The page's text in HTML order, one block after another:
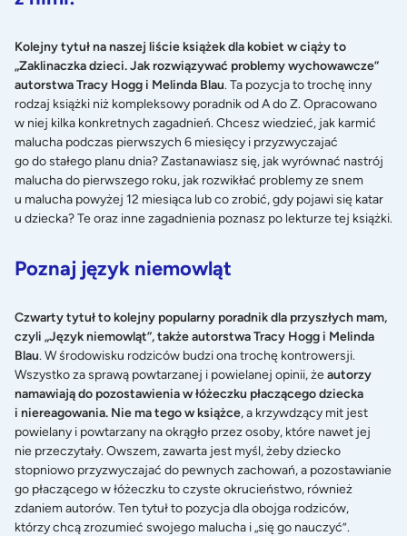
Kolejny tytuł na naszej liście książek dla kobiet w ciąży to
„Zaklinaczka dzieci. Jak rozwiązywać problemy wychowawcze”
autorstwa Tracy Hogg i Melinda Blau. Ta pozycja to trochę inny
rodzaj książki niż kompleksowy poradnik od A do Z. Opracowano
w niej kilka konkretnych zagadnień. Chcesz wiedzieć, jak karmić
malucha podczas pierwszych 6 miesięcy i przyzwyczajać
go do stałego planu dnia? Zastanawiasz się, jak wyrównać nastrój
malucha do pierwszego roku, jak rozwikłać problemy ze snem
u malucha powyżej 12 miesiąca lub co zrobić, gdy pojawi się katar
u dziecka? Te oraz inne zagadnienia poznasz po lekturze tej książki.
Poznaj język niemowląt
Czwarty tytuł to kolejny popularny poradnik dla przyszłych mam,
czyli „Język niemowląt”, także autorstwa Tracy Hogg i Melinda
Blau. W środowisku rodziców budzi ona trochę kontrowersji.
Wszystko za sprawą powtarzanej i powielanej opinii, żeautorzy
namawiają do pozostawienia w łóżeczku płaczącego dziecka
i niereagowania. Nie ma tego w książce, a krzywdzący mit jest
powielany i powtarzany na okrągło przez osoby, które nawet jej
nie przeczytały. Owszem, zawarta jest myśl, żeby dziecko
stopniowo przyzwyczajać do pewnych zachowań, a pozostawianie
go płaczącego w łóżeczku to czyste okrucieństwo, również
zdaniem autorów. Ten tytuł to pozycja dla obojga rodziców,
którzy chcą zrozumieć swojego malucha i „się go nauczyć”.